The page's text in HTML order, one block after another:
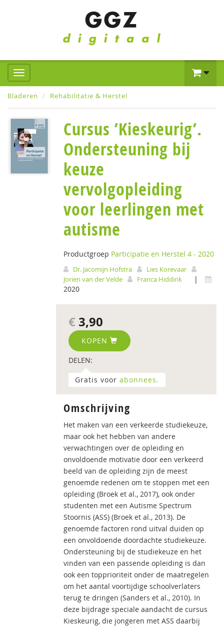
Bladeren Rehabilitatie & Herstel
Cursus ’Kieskeurig’.
Ondersteuning bij
keuze
vervolgopleiding
voor leerlingen met
autisme
Productgroep Participatie en Herstel 4 - 2020
Dr. Jacomijn Hofstra
Lies Korevaar
Jorien van der Velde
Franca Hiddink
|
2020
€ 3,90
KOPEN
DELEN:
Gratis voor abonnees.
Omschrijving
Het maken van een verkeerde studiekeuze,
maar ook het hebben van andere
verwachtingen over de opleiding en
onvoldoende motivatie door een verkeerd
beeld van de opleiding zijn de meest
genoemde redenen om te stoppen met een
opleiding (Broek et al., 2017), ook onder
studenten met een Autisme Spectrum
Stoornis (ASS) (Broek et al., 2013). De
genoemde factoren rond uitval duiden op
een onvoldoende doordachte studiekeuze.
Ondersteuning bij de studiekeuze en het
vinden van een passende opleiding is dan
ook een topprioriteit onder de maatregelen
om het aantal voortijdige schoolverlaters
terug te dringen (Sanders et al., 2010). In
deze bijdrage speciale aandacht de cursus
Kieskeurig, die jongeren met ASS daarbij